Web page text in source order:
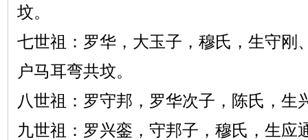
坟。
七世祖：罗华，大玉子，穆氏，生守刚
户马耳弯共坟。
八世祖：罗守邦，罗华次子，陈氏，生
九世祖：罗兴銮，守邦子，穆氏，生应